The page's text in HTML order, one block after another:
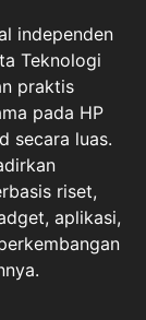
independen
Teknologi
praktis
pada HP
secara luas.
riset,
aplikasi,